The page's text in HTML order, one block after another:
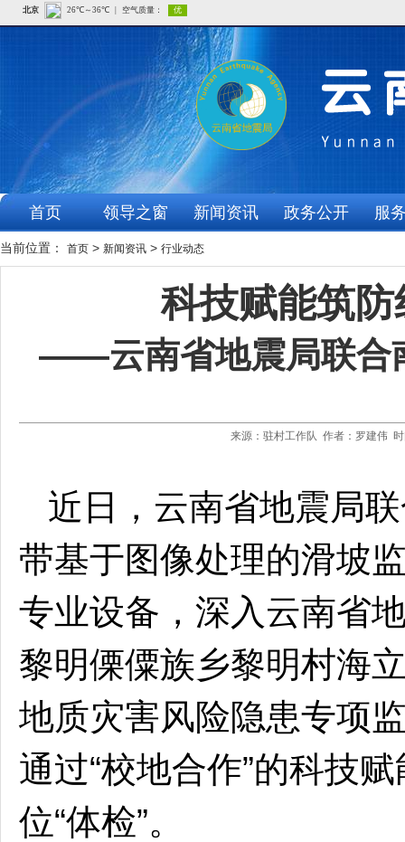
首页 领导之窗 新闻资讯 政务公开 服
当前位置： 首页 > 新闻资讯 > 行业动态
科技赋能筑
——云南省地震局联合
来源：驻村工作队 作者：罗建伟
近日，云南省地震局
带基于图像处理的滑坡
专业设备，深入云南省
黎明傈僳族乡黎明村海
地质灾害风险隐患专项
通过“校地合作”的科技
位“体检”。